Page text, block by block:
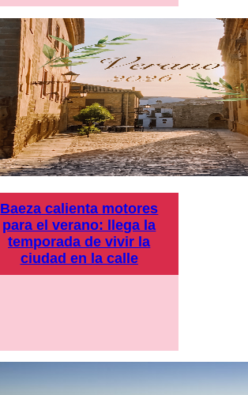
Baeza calienta motores
para el verano: llega la
temporada de vivir la
ciudad en la calle